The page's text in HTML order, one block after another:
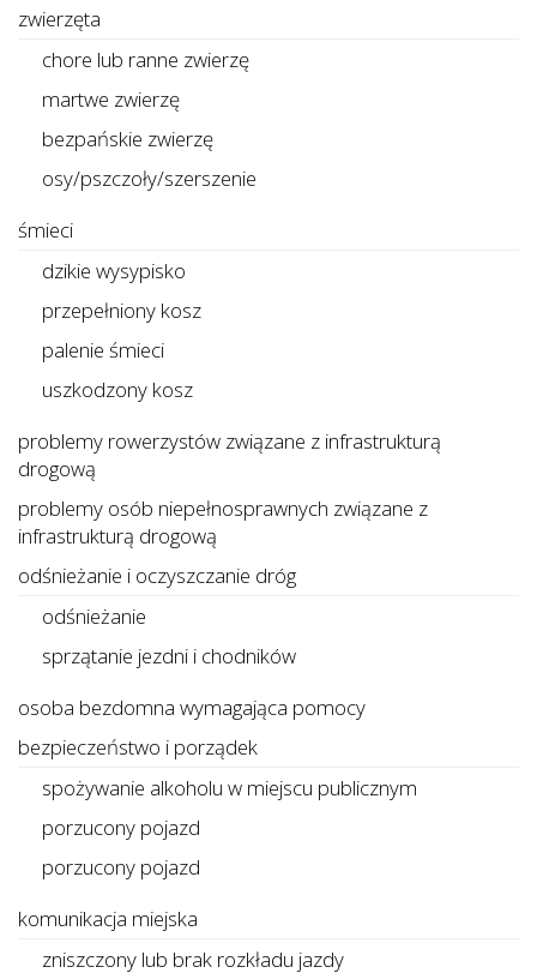
zwierzęta
chore lub ranne zwierzę
martwe zwierzę
bezpańskie zwierzę
osy/pszczoły/szerszenie
śmieci
dzikie wysypisko
przepełniony kosz
palenie śmieci
uszkodzony kosz
problemy rowerzystów związane z infrastrukturą
drogową
problemy osób niepełnosprawnych związane z
infrastrukturą drogową
odśnieżanie i oczyszczanie dróg
odśnieżanie
sprzątanie jezdni i chodników
osoba bezdomna wymagająca pomocy
bezpieczeństwo i porządek
spożywanie alkoholu w miejscu publicznym
porzucony pojazd
porzucony pojazd
komunikacja miejska
zniszczony lub brak rozkładu jazdy